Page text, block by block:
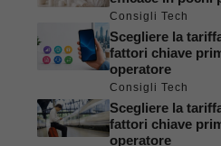
Consigli Tech
Scegliere la
fattori chiave
operatore
Consigli Tech
Scegliere la
fattori chiave
operatore